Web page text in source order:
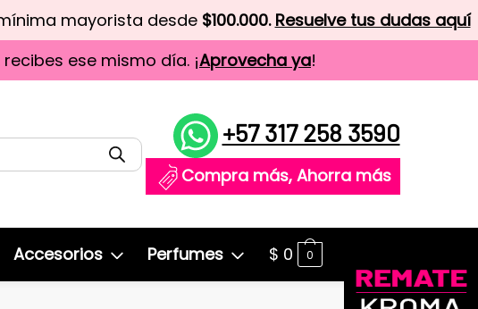
mayorista desde $100.000. Resuelve tus dudas aquí
ese mismo día. ¡Aprovecha ya!
+57 317 258 3590
Compra más, Ahorra más
Accesorios Perfumes $ 0 0